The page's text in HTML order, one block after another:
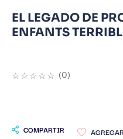
EL LEGADO DE
ENFANTS
☆☆☆☆☆ (0)
COMPARTIR
8 . Noches Blancas